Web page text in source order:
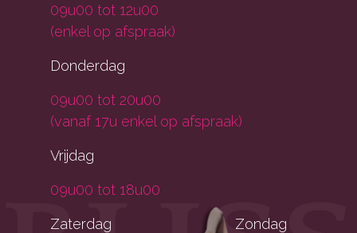
09u00 tot 12u00
(enkel op afspraak)
Donderdag
09u00 tot 20u00
(vanaf 17u enkel op afspraak)
Vrijdag
09u00 tot 18u00
Zaterdag Zondag